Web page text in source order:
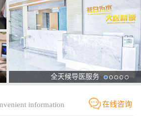
全天候导医服务
information 在线咨询